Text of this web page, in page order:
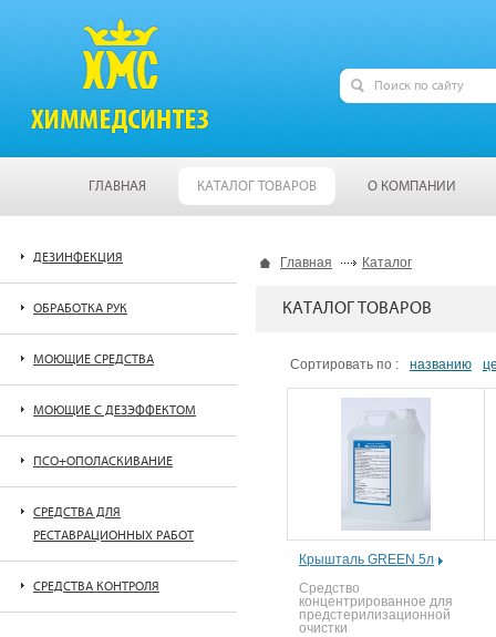
ГЛАВНАЯ КАТАЛОГ ТОВАРОВ О КОМПАНИИ
Главная Каталог
КАТАЛОГ ТОВАРОВ
Сортировать по : названию
Крышталь GREEN 5л
Средство
концентрированное для
предстерилизационной
очистки
ДЕЗИНФЕКЦИЯ
ОБРАБОТКА РУК
МОЮЩИЕ СРЕДСТВА
МОЮЩИЕ С ДЕЗЭФФЕКТОМ
ПСО+ОПОЛАСКИВАНИЕ
СРЕДСТВА ДЛЯ
РЕСТАВРАЦИОННЫХ РАБОТ
СРЕДСТВА КОНТРОЛЯ